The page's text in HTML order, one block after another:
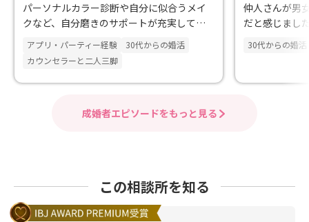
パーソナルカラー診断や自分に似合うメイ
クなど、自分磨きのサポートが充実してい
る点に魅力を感じました。
アプリ・パーティー経験
30代からの婚活
カウンセラーと二人三脚
仲人さんが男
だと感じまし
30代からの婚活
成婚者エピソードをもっと見る
この相談所を知る